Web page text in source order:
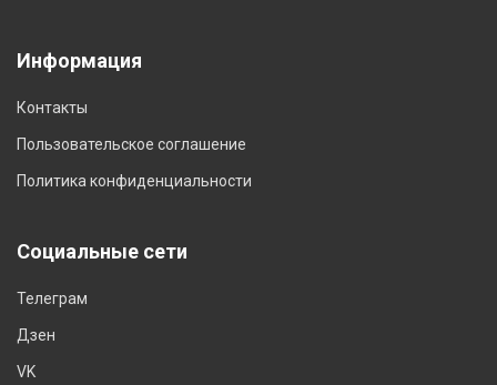
Информация
Контакты
Пользовательское соглашение
Политика конфиденциальности
Социальные сети
Телеграм
Дзен
VK